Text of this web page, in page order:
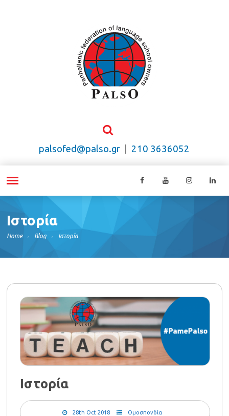
palsofed@palso.gr 210 3636052
Ιστορία
Home Blog Ιστορία
Ιστορία
28th Oct 2018 Ομοσπονδία